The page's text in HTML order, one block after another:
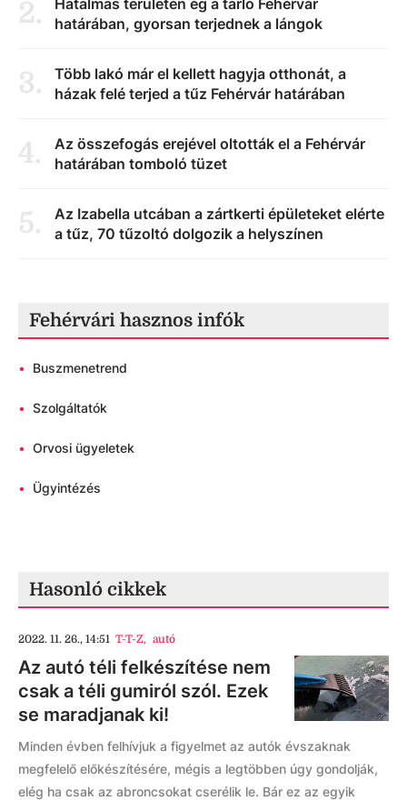
2.
Hatalmas területen ég a tarló Fehérvár
határában, gyorsan terjednek a lángok
3.
Több lakó már el kellett hagyja otthonát, a
házak felé terjed a tűz Fehérvár határában
4.
Az összefogás erejével oltották el a Fehérvár
határában tomboló tüzet
5.
Az Izabella utcában a zártkerti épületeket elérte
a tűz, 70 tűzoltó dolgozik a helyszínen
Fehérvári hasznos infók
• Buszmenetrend
• Szolgáltatók
• Orvosi ügyeletek
• Ügyintézés
Hasonló cikkek
2022. 11. 26., 14:51 T-T-Z, autó
Az autó téli felkészítése nem
csak a téli gumiról szól. Ezek
se maradjanak ki!
Minden évben felhívjuk a figyelmet az autók évszaknak
megfelelő előkészítésére, mégis a legtöbben úgy gondolják,
elég ha csak az abroncsokat cserélik le. Bár ez az egyik